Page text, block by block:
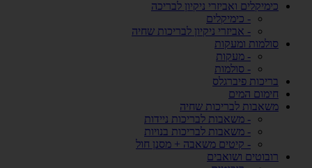
כימיקלים ואביזרי ניקיון לבריכה
- כימיקלים
- אביזרי ניקיון לבריכות שחיה
סולמות ומעקות
- מעקות
- סולמות
בריכות פיברגלס
חימום המים
משאבות לבריכות שחיה
- משאבות לבריכות ניידות
- משאבות לבריכות בנויות
- קיטים משאבה + מסנן חול
רובוטים ושואבים